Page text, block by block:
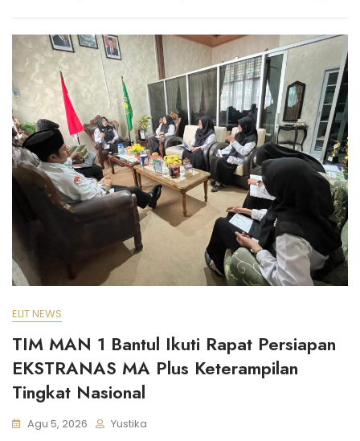
ELIT NEWS
TIM MAN 1 Bantul Ikuti Rapat Persiapan
EKSTRANAS MA Plus Keterampilan
Tingkat Nasional
Agu 5, 2026 Yustika